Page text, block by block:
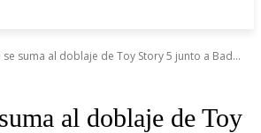
suma al doblaje de Toy Story 5 junto a Bad...
al doblaje de Toy